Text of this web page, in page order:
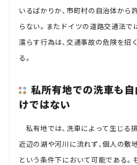
いるばかりか、市町村の自治体から
らない。またドイツの道路交通法で
濡らす行為は、交通事故の危険を招
る。
私所有地での洗車も
けではない
私有地では、洗車によって生じる
近辺の湖や河川に流れず、個人の敷
という条件下において可能である。